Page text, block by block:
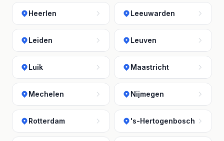
Heerlen Leeuwarden
Leiden Leuven
Luik Maastricht
Mechelen Nijmegen
Rotterdam 's-Hertogenbosch